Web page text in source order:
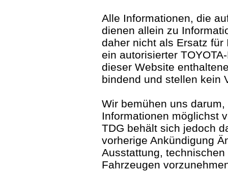
Alle Informationen, die
dienen allein zu
daher nicht als Ersatz
ein autorisierter
dieser Website
bindend und stellen kein
Wir bemühen uns
Informationen möglichst
TDG behält sich jedoch
vorherige Ankündigung
Ausstattung,
Fahrzeugen